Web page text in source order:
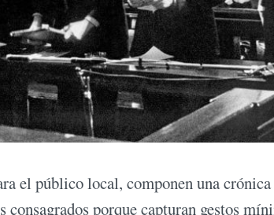
el público local, componen una
porque capturan gestos